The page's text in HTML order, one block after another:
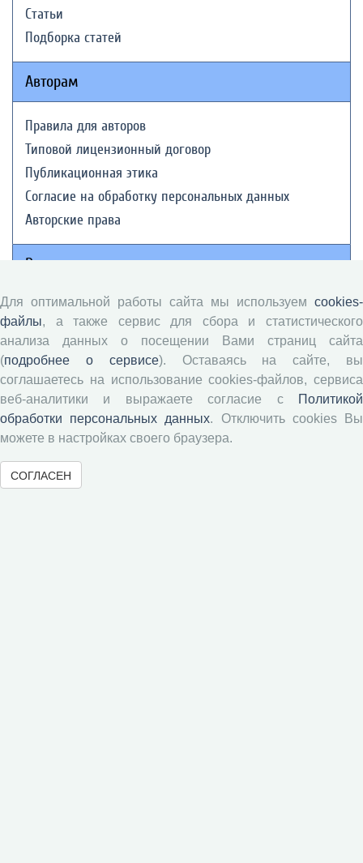
Статьи
Подборка статей
Авторам
Правила для авторов
Типовой лицензионный договор
Публикационная этика
Согласие на обработку персональных данных
Авторские права
Рецензентам
Памятка рецензенту
Положение о рецензировании
Форма рецензии
Журналы ВолНЦ РАН
Экономические и социальные перемены
Проблемы развития территории
Для оптимальной работы сайта мы используем cookies-
файлы, а также сервис для сбора и статистического
анализа данных о посещении Вами страниц сайта
(подробнее о сервисе). Оставаясь на сайте, вы
соглашаетесь на использование cookies-файлов, сервиса
веб-аналитики и выражаете согласие с
Политикой
обработки персональных данных. Отключить cookies Вы
можете в настройках своего браузера.
СОГЛАСЕН